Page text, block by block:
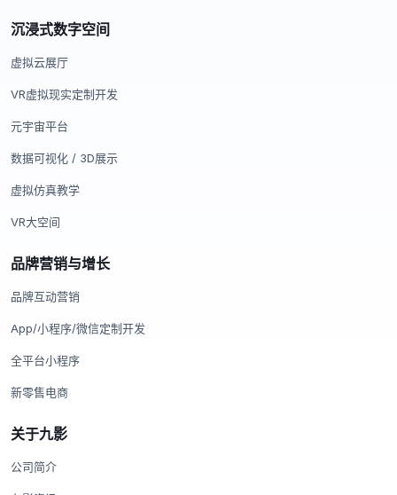
沉浸式数字空间
虚拟云展厅
VR虚拟现实定制开发
元宇宙平台
数据可视化 / 3D展示
虚拟仿真教学
VR大空间
品牌营销与增长
品牌互动营销
App/小程序/微信定制开发
全平台小程序
新零售电商
关于九影
公司简介